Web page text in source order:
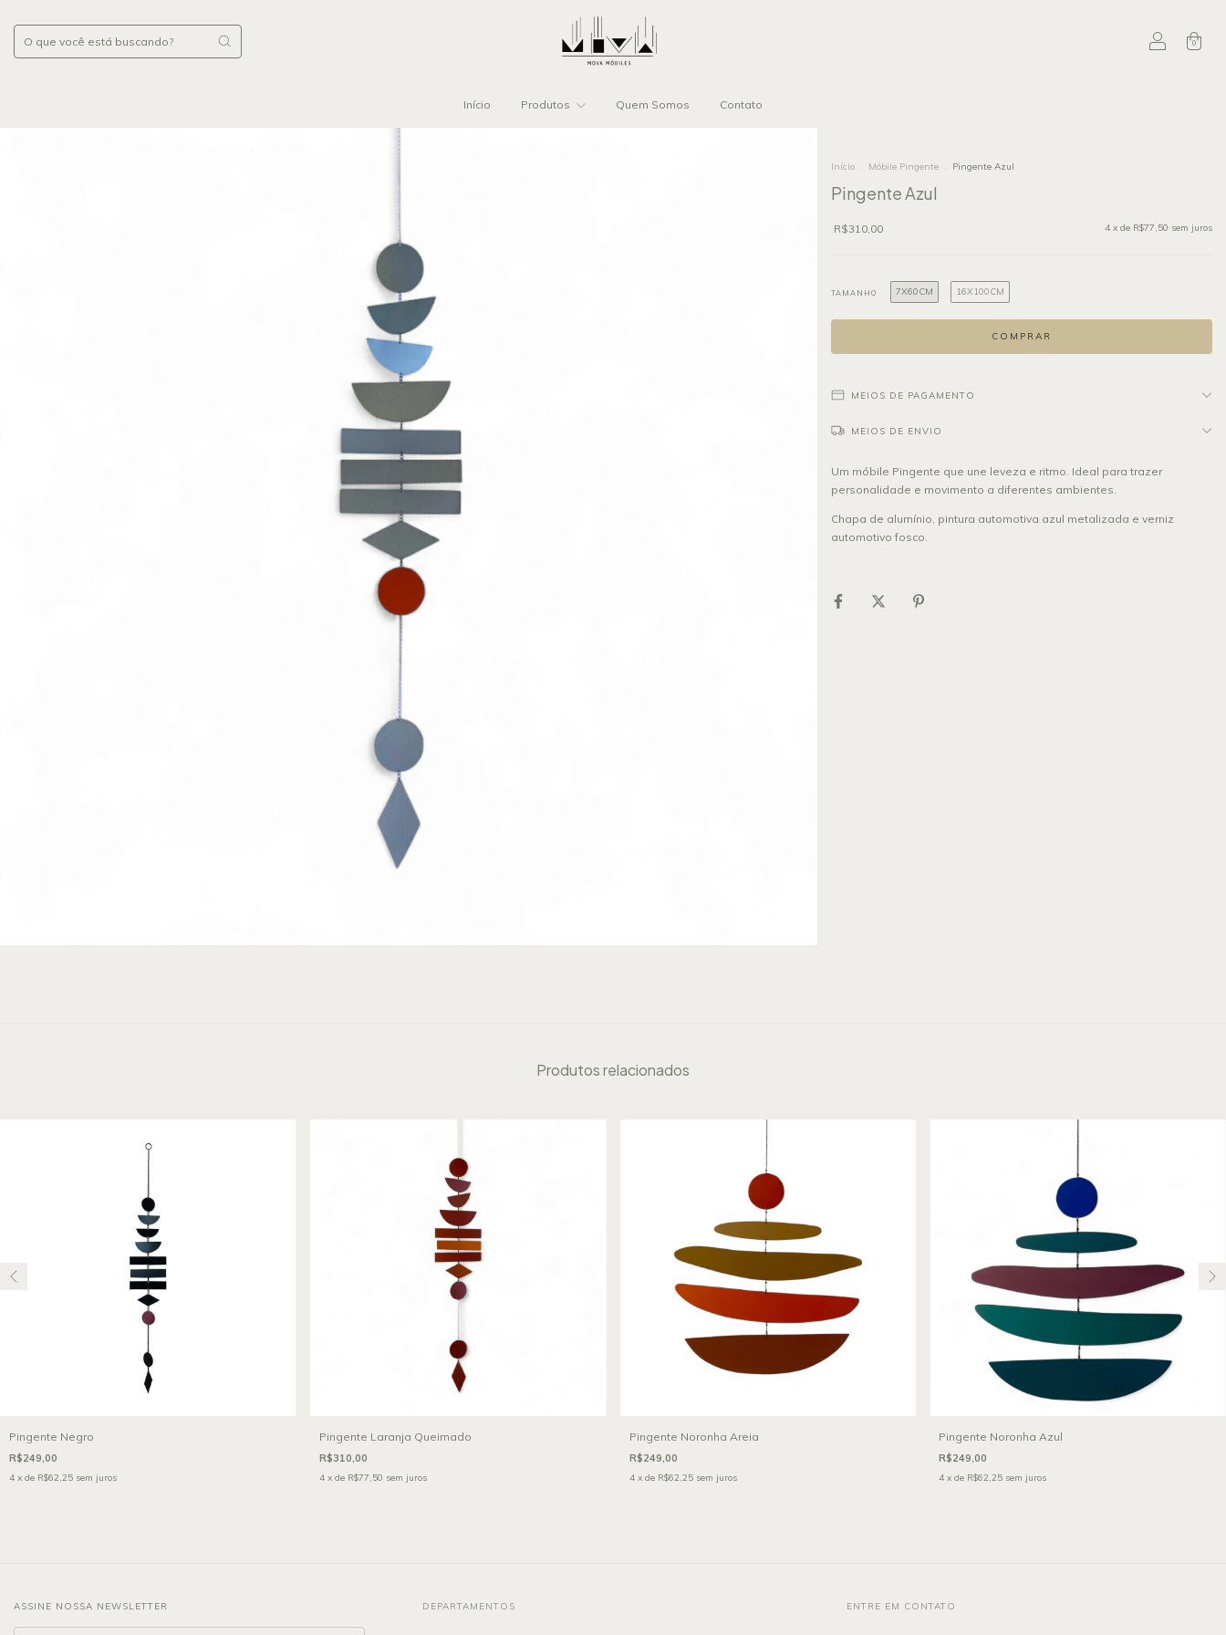
0
Início Produtos Quem Somos Contato
Início . Móbile Pingente . Pingente Azul
Pingente Azul
R$310,00 4 x de R$77,50 sem juros
TAMANHO 7X60CM 16X100CM
MEIOS DE PAGAMENTO
MEIOS DE ENVIO
Um móbile Pingente que une leveza e ritmo. Ideal para trazer
personalidade e movimento a diferentes ambientes.
Chapa de alumínio, pintura automotiva azul metalizada e verniz
automotivo fosco.
Produtos relacionados
Pingente Negro
R$249,00
4 x de R$62,25 sem juros
Pingente Laranja Queimado
R$310,00
4 x de R$77,50 sem juros
Pingente Noronha Areia
R$249,00
4 x de R$62,25 sem juros
Pingente Noronha Azul
R$249,00
4 x de R$62,25 sem juros
ASSINE NOSSA NEWSLETTER DEPARTAMENTOS ENTRE EM CONTATO